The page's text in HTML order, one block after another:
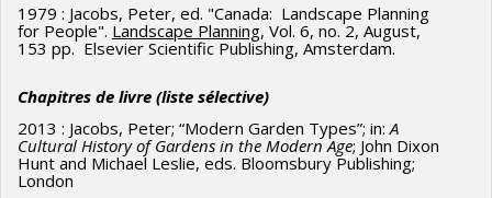
1993 - Waaub, Jean-Philippe ; Modélisation multirégionale
des Systèmes énergétiques et stratégies de réduction des
développement durable. Co-directeur : Prof. Richard Loulou
1992 - ​De Laet, Christian ; Des outils pour un
développement Durable : plaidoyer pour une
1979 : Jacobs, Peter, ed. "Canada: Landscape Planning
for People". Landscape Planning, Vol. 6, no. 2, August,
153 pp. Elsevier Scientific Publishing, Amsterdam.
Chapitres de livre (liste sélective)
2013 : Jacobs, Peter; “Modern Garden Types”; in: A
Cultural History of Gardens in the Modern Age; John Dixon
Hunt and Michael Leslie, eds. Bloomsbury Publishing;
London